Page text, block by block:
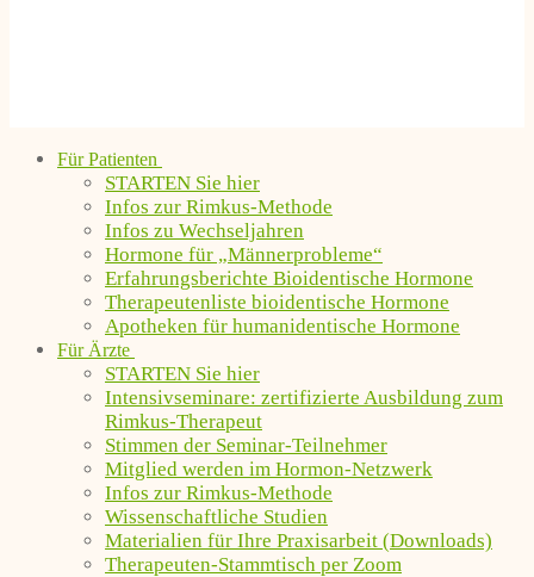
Für Patienten
STARTEN Sie hier
Infos zur Rimkus-Methode
Infos zu Wechseljahren
Hormone für „Männerprobleme“
Erfahrungsberichte Bioidentische Hormone
Therapeutenliste bioidentische Hormone
Apotheken für humanidentische Hormone
Für Ärzte
STARTEN Sie hier
Intensivseminare: zertifizierte Ausbildung zum
Rimkus-Therapeut
Stimmen der Seminar-Teilnehmer
Mitglied werden im Hormon-Netzwerk
Infos zur Rimkus-Methode
Wissenschaftliche Studien
Materialien für Ihre Praxisarbeit (Downloads)
Therapeuten-Stammtisch per Zoom